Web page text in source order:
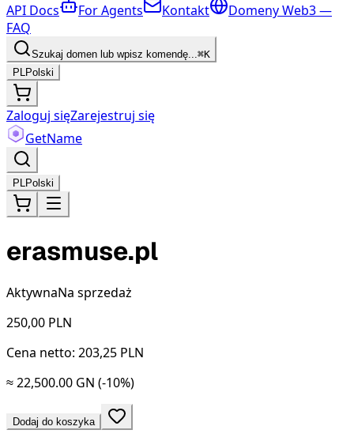
API Docs
For Agents Kontakt
Domeny Web3 —
FAQ
Szukaj domen lub wpisz komendę...⌘K
PLPolski
Zaloguj sięZarejestruj się
GetName
PLPolski
erasmuse.pl
AktywnaNa sprzedaż
250,00 PLN
Cena netto: 203,25 PLN
≈ 22,500.00 GN (-10%)
Dodaj do koszyka